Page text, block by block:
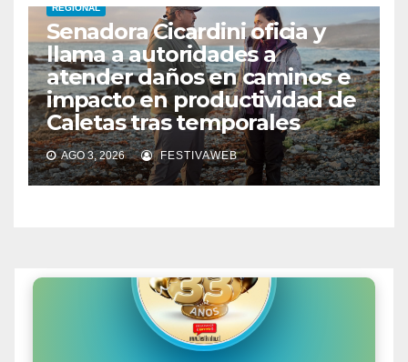
REGIONAL
Senadora Cicardini oficia y
llama a autoridades a
atender daños en caminos e
impacto en productividad de
Caletas tras temporales
AGO 3, 2026 FESTIVAWEB